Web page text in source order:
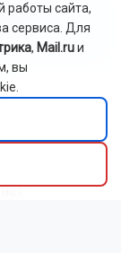
–
человека
работы сайта,
сервиса. Для
, Mail.ruи
вы